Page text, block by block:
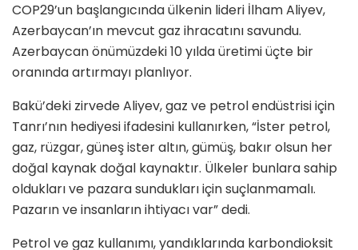
COP29’un başlangıcında ülkenin lideri İlham Aliyev,
Azerbaycan’ın mevcut gaz ihracatını savundu.
Azerbaycan önümüzdeki 10 yılda üretimi üçte bir
oranında artırmayı planlıyor.
Bakü’deki zirvede Aliyev, gaz ve petrol endüstrisi için
Tanrı’nın hediyesi ifadesini kullanırken, “İster petrol,
gaz, rüzgar, güneş ister altın, gümüş, bakır olsun her
doğal kaynak doğal kaynaktır. Ülkeler bunlara sahip
oldukları ve pazara sundukları için suçlanmamalı.
Pazarın ve insanların ihtiyacı var” dedi.
Petrol ve gaz kullanımı, yandıklarında karbondioksit